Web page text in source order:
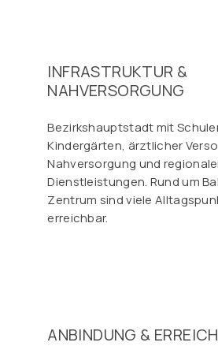
INFRASTRUKTUR &
NAHVERSORGUNG
Bezirkshauptstadt mit
Kindergärten, ärztlicher
Nahversorgung und
Dienstleistungen. Rund um
Zentrum sind viele
erreichbar.
ANBINDUNG &